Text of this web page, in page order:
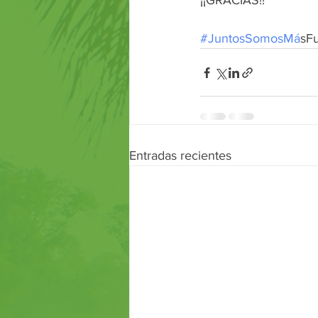
#JuntosSomosMa
Entradas recientes